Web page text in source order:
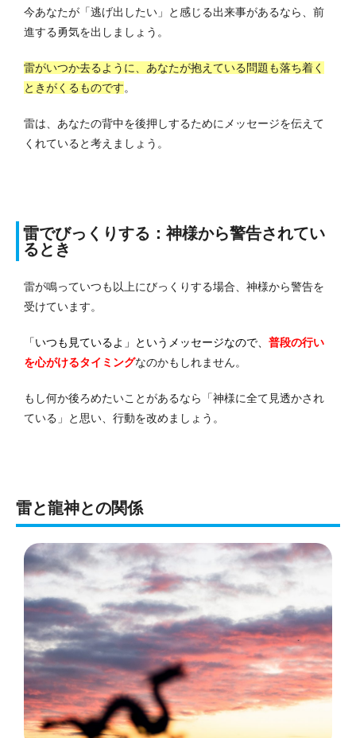
今あなたが「逃げ出したい」と感じる出来事があるなら、前
進する勇気を出しましょう。
雷がいつか去るように、あなたが抱えている問題も落ち着く
ときがくるものです。
雷は、あなたの背中を後押しするためにメッセージを伝えて
くれていると考えましょう。
雷でびっくりする：神様から警告されてい
るとき
雷が鳴っていつも以上にびっくりする場合、神様から警告を
受けています。
「いつも見ているよ」というメッセージなので、 普段の行い
を心がけるタイミングなのかもしれません。
もし何か後ろめたいことがあるなら「神様に全て見透かされ
ている」と思い、行動を改めましょう。
雷と龍神との関係